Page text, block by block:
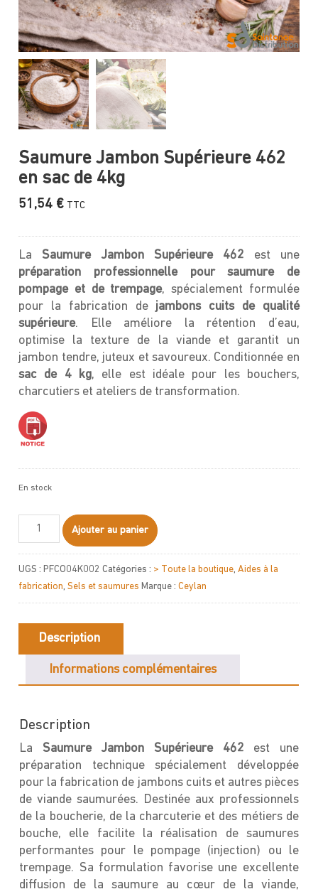
Saumure Jambon Supérieure 462
en sac de 4kg
51,54 € TTC
La Saumure Jambon Supérieure 462 est une
préparation professionnelle pour saumure de
pompage et de trempage, spécialement formulée
pour la fabrication dejambons cuits de qualité
supérieure. Elle améliore la rétention d’eau,
optimise la texture de la viande et garantit un
jambon tendre, juteux et savoureux. Conditionnée en
sac de 4 kg, elle est idéale pour les bouchers,
charcutiers et ateliers de transformation.
En stock
quantité
Saumure
Jambon
Supérieure
en
Ajouter au panier
UGS :PFCO04K002 Catégories : > Toute la boutique,Aides à la
fabrication,Sels et saumures Marque :Ceylan
Description
Informations complémentaires
Description
La Saumure Jambon Supérieure 462 est une
préparation technique spécialement développée
pour la fabrication de jambons cuits et autres pièces
de viande saumurées. Destinée aux professionnels
de la boucherie, de la charcuterie et des métiers de
bouche, elle facilite la réalisation de saumures
performantes pour le pompage (injection) ou le
trempage. Sa formulation favorise une excellente
diffusion de la saumure au cœur de la viande,